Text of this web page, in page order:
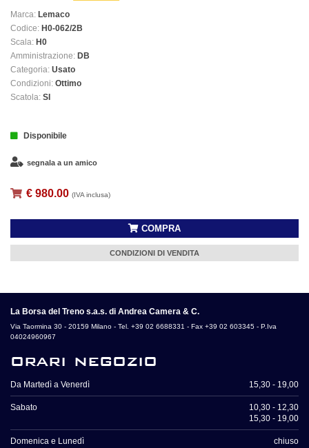
Marca: Lemaco
Codice: H0-062/2B
Scala: H0
Amministrazione: DB
Categoria: Usato
Condizioni: Ottimo
Scatola: SI
Disponibile
segnala a un amico
€ 980.00 (IVA inclusa)
COMPRA
CONDIZIONI DI VENDITA
La Borsa del Treno s.a.s. di Andrea Camera & C.
Via Taormina 30 - 20159 Milano - Tel. +39 02 6688331 - Fax +39 02 603345 - P.Iva
04024960967
orari negozio
Da Martedì a Venerdì 15,30 - 19,00
Sabato
10,30 - 12,30
15,30 - 19,00
Domenica e Lunedì chiuso